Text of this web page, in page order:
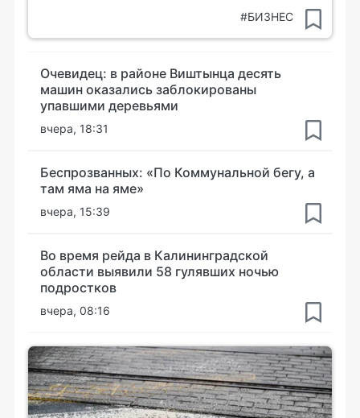
#БИЗНЕС
Очевидец: в районе Виштынца десять
машин оказались заблокированы
упавшими деревьями
вчера, 18:31
Беспрозванных: «По Коммунальной бегу, а
там яма на яме»
вчера, 15:39
Во время рейда в Калининградской
области выявили 58 гулявших ночью
подростков
вчера, 08:16